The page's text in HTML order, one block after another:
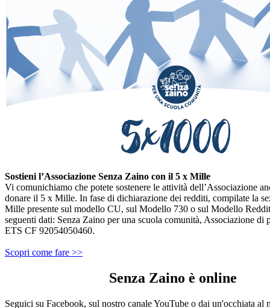
Sostieni l’Associazione Senza Zaino con il 5 x Mille
Vi comunichiamo che potete sostenere le attività dell’Associazione
donare il 5 x Mille. In fase di dichiarazione dei redditi, compilate la
Mille presente sul modello CU, sul Modello 730 o sul Modello
seguenti dati: Senza Zaino per una scuola comunità, Associazione di
ETS CF 92054050460.
Scopri come fare >>
Senza Zaino è online
Seguici su Facebook, sul nostro canale YouTube o dai un'occhiata al